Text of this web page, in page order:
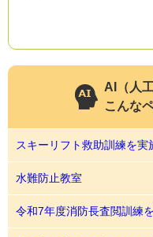
AI（人
こんな
スキーリフト救助訓練を実
水難防止教室
令和7年度消防長査閲訓練